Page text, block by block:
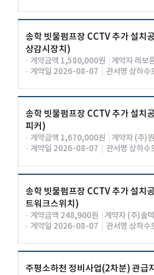
송학 빗물펌프장 CCTV 추가 설치
상감시장치)
· 계약금액 1,580,000원
계약자 레보
· 계약일 2026-08-07
관서명 상하수
송학 빗물펌프장 CCTV 추가 설치
피커)
· 계약금액 1,670,000원
계약자 (주)
· 계약일 2026-08-07
관서명 상하수
송학 빗물펌프장 CCTV 추가 설치
트워크스위치)
· 계약금액 248,900원
계약자 (주)솔
· 계약일 2026-08-07
관서명 상하수
주평소하천 정비사업(2차분) 관급